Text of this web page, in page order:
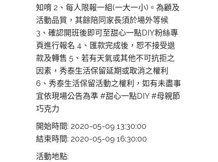
知唷 2、每人限報一組(一大一小)。為顧及
活動品質，其餘陪同家長須於場外等候
3、確認開班後即可至甜心一點DIY粉絲專
頁進行報名 4、匯款完成後，恕不接受退
款及轉售 5、若有天氣或其他不可抗拒之
因素，秀泰生活保留延期或取消之權利
6、秀泰生活保留活動之權利，如有未盡事
宜依現場公告為準 #甜心一點DIY #母親節
巧克力
開始時間: 2020-05-09 13:30:00
結束時間: 2020-05-09 16:30:00
活動地點: